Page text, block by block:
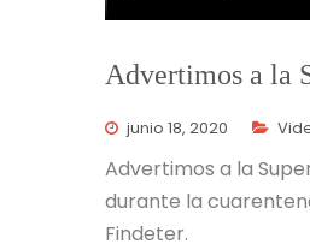
Advertimos a la
junio 18, 2020
Advertimos a la
durante la
Findeter.